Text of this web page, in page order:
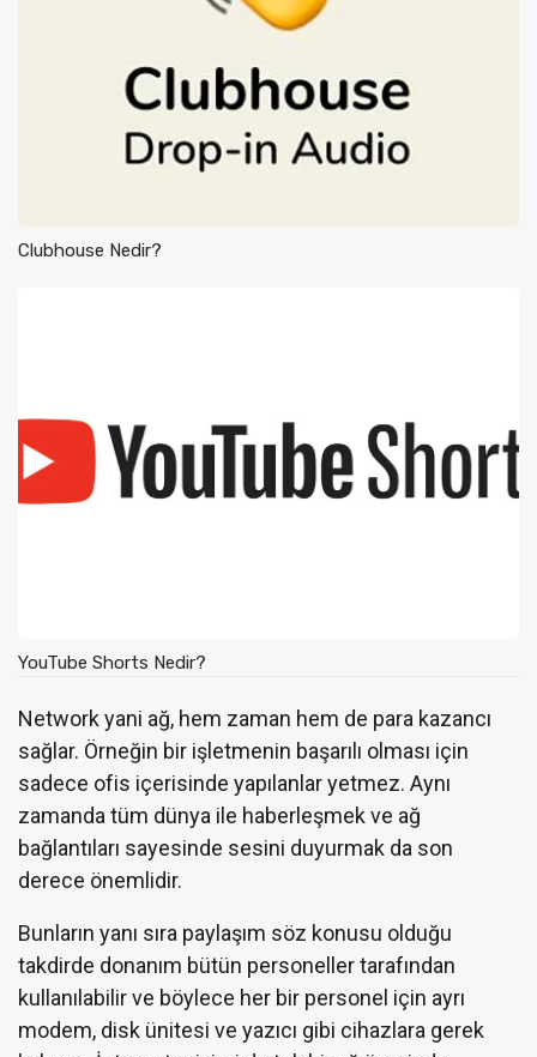
Clubhouse Nedir?
YouTube Shorts Nedir?
Network yani ağ, hem zaman hem de para kazancı
sağlar. Örneğin bir işletmenin başarılı olması için
sadece ofis içerisinde yapılanlar yetmez. Aynı
zamanda tüm dünya ile haberleşmek ve ağ
bağlantıları sayesinde sesini duyurmak da son
derece önemlidir.
Bunların yanı sıra paylaşım söz konusu olduğu
takdirde donanım bütün personeller tarafından
kullanılabilir ve böylece her bir personel için ayrı
modem, disk ünitesi ve yazıcı gibi cihazlara gerek